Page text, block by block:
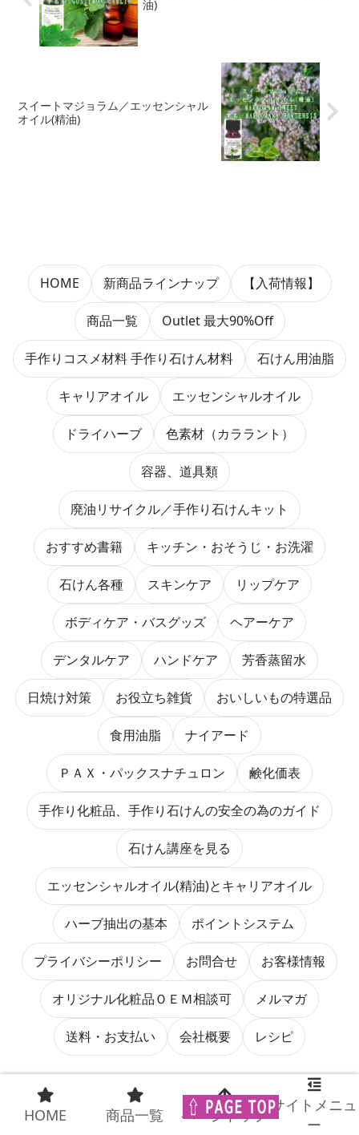
油)
スイートマジョラム／エッセンシャル
オイル(精油)
HOME 新商品ラインナップ 【入荷情報】
商品一覧 Outlet 最大90%Off
手作りコスメ材料 手作り石けん材料 石けん用油脂
キャリアオイル エッセンシャルオイル
ドライハーブ 色素材（カララント）
容器、道具類
廃油リサイクル／手作り石けんキット
おすすめ書籍 キッチン・おそうじ・お洗濯
石けん各種 スキンケア リップケア
ボディケア・バスグッズ ヘアーケア
デンタルケア ハンドケア 芳香蒸留水
日焼け対策 お役立ち雑貨 おいしいもの特選品
食用油脂 ナイアード
ＰＡＸ・パックスナチュロン 鹸化価表
手作り化粧品、手作り石けんの安全の為のガイド
石けん講座を見る
エッセンシャルオイル(精油)とキャリアオイル
ハーブ抽出の基本 ポイントシステム
プライバシーポリシー お問合せ お客様情報
オリジナル化粧品ＯＥＭ相談可 メルマガ
送料・お支払い 会社概要 レシピ
定休日：赤字／土曜日・日曜日・祝日
オンラインショップ＆ＦＡＸは、 ２４時間受付致しており
HOME 商品一覧 ページトップ
サイトメニュ
ー